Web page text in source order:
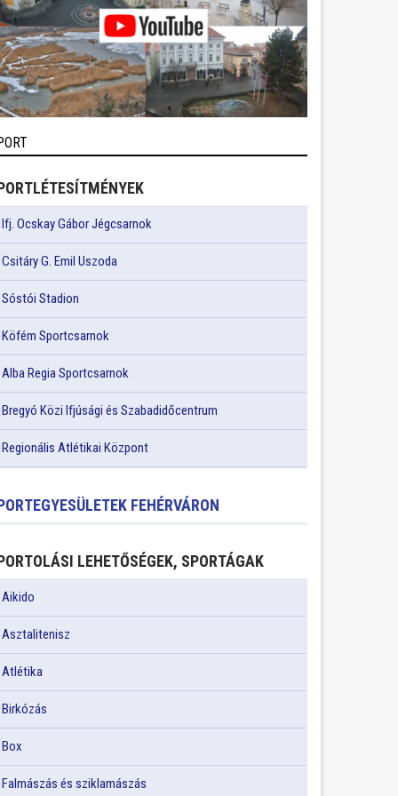
Ifj. Ocskay Gábor Jégcsarnok
Csitáry G. Emil Uszoda
Sóstói Stadion
Köfém Sportcsarnok
Alba Regia Sportcsarnok
Bregyó Közi Ifjúsági és Szabadidőcentrum
Regionális Atlétikai Központ
FEHÉRVÁRON
LEHETŐSÉGEK, SPORTÁGAK
Aikido
Asztalitenisz
Atlétika
Birkózás
Box
Falmászás és sziklamászás